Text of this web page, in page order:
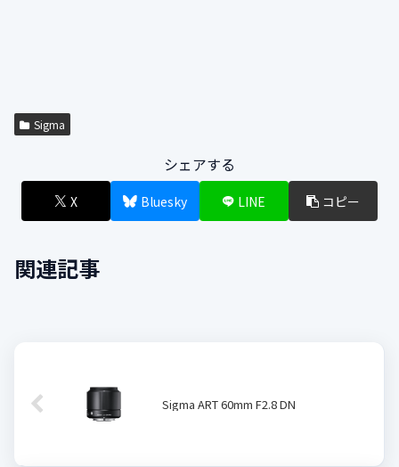
Sigma
シェアする
X Bluesky LINE コピー
関連記事
Sigma ART 60mm F2.8 DN